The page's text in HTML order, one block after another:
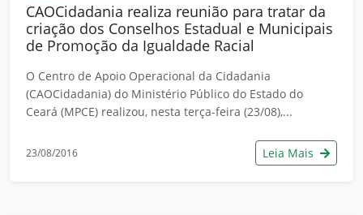
CAOCidadania realiza reunião para tratar da
criação dos Conselhos Estadual e Municipais
de Promoção da Igualdade Racial
O Centro de Apoio Operacional da Cidadania
(CAOCidadania) do Ministério Público do Estado do
Ceará (MPCE) realizou, nesta terça-feira (23/08),...
23/08/2016 Leia Mais